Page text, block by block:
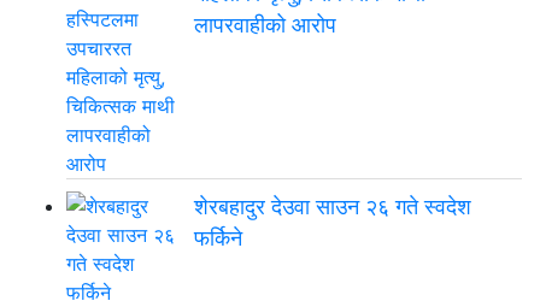
लापरवाहीको आरोप
शेरबहादुर देउवा साउन २६ गते स्वदेश
फर्किने